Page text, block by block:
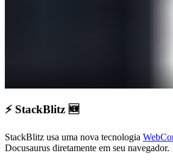
⚡ StackBlitz 🆕
StackBlitz usa uma nova tecnologia
Docusaurus diretamente em seu navegador.